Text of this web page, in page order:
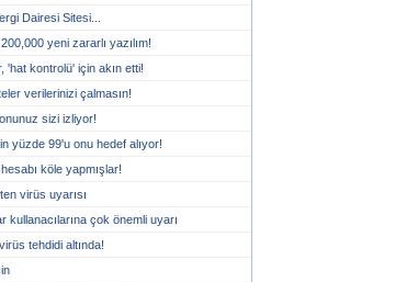
Dairesi Sitesi...
yeni zararlı yazılım!
'hat kontrolü' için akın etti!
verilerinizi çalmasın!
sizi izliyor!
yüzde 99'u onu hedef alıyor!
köle yapmışlar!
virüs uyarısı
kullanacılarına çok önemli uyarı
tehdidi altında!